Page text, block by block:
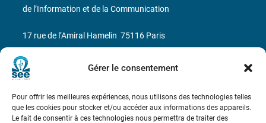
Gérer le consentement
Pour offrir les meilleures expériences, nous utilisons des technologies telles
que les cookies pour stocker et/ou accéder aux informations des appareils.
Le fait de consentir à ces technologies nous permettra de traiter des
de l’Information et de la Communication
17 rue de l’Amiral Hamelin 75116 Paris
Métro : « Boissière » Ligne 6 et « Iéna » Ligne 9
N° de SIREN : 785 393 232, Code APE : 9412Z TVA intra-